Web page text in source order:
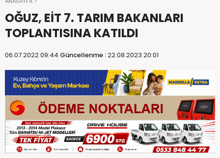
OĞUZ, EİT 7. TARIM BAKANLARI
TOPLANTISINA KATILDI
06.07.2022 09:44 Güncellenme :22.08.2023 20:01